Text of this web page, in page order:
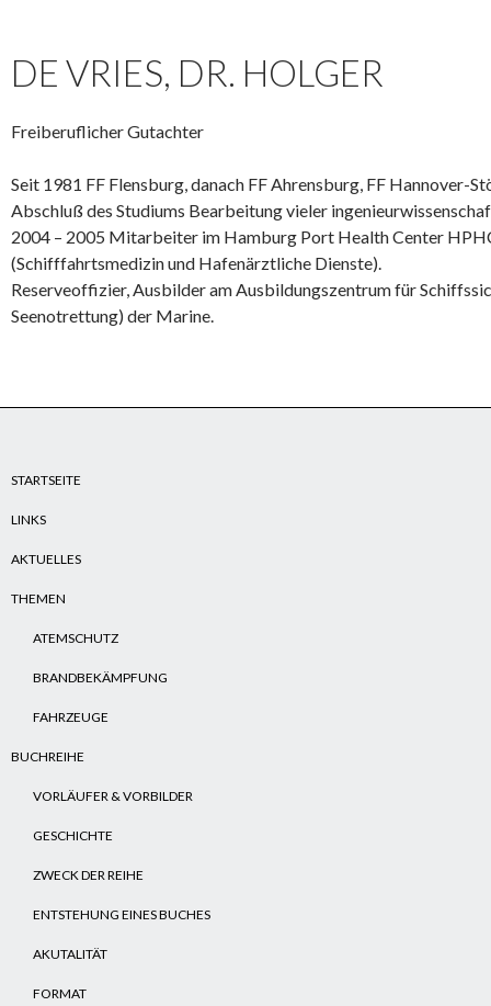
DE VRIES, DR. HOLGER
Freiberuflicher Gutachter
Seit 1981 FF Flensburg, danach FF Ahrensburg, FF Hannover-
Abschluß des Studiums Bearbeitung vieler
2004 – 2005 Mitarbeiter im Hamburg Port Health Center
(Schifffahrtsmedizin und Hafenärztliche Dienste).
Reserveoffizier, Ausbilder am Ausbildungszentrum für
Seenotrettung) der Marine.
STARTSEITE
LINKS
AKTUELLES
THEMEN
ATEMSCHUTZ
BRANDBEKÄMPFUNG
FAHRZEUGE
BUCHREIHE
VORLÄUFER & VORBILDER
GESCHICHTE
ZWECK DER REIHE
ENTSTEHUNG EINES BUCHES
AKUTALITÄT
FORMAT